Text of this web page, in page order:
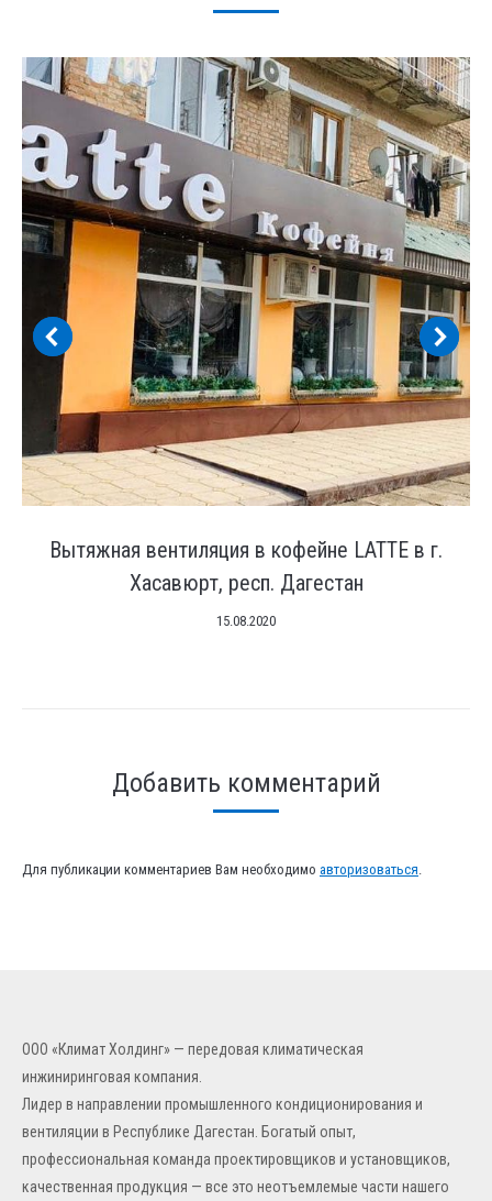
Вытяжная вентиляция в кофейне LATTE в г.
Хасавюрт, респ. Дагестан
15.08.2020
Добавить комментарий
Для публикации комментариев Вам необходимо авторизоваться.
ООО «Климат Холдинг» — передовая климатическая
инжиниринговая компания.
Лидер в направлении промышленного кондиционирования и
вентиляции в Республике Дагестан. Богатый опыт,
профессиональная команда проектировщиков и установщиков,
качественная продукция — все это неотъемлемые части нашего